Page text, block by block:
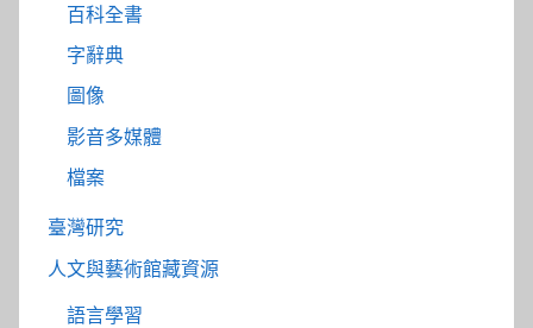
百科全書
字辭典
圖像
影音多媒體
檔案
臺灣研究
人文與藝術館藏資源
語言學習